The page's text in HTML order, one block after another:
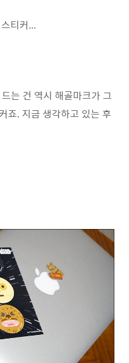
티커...
는 건 역시 해골마크가 그
죠. 지금 생각하고 있는 후